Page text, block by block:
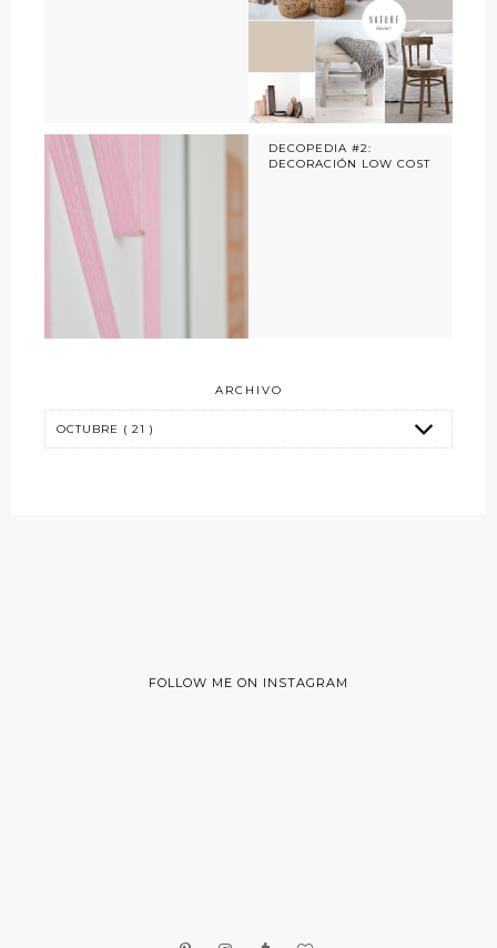
DECOPEDIA #2:
DECORACIÓN LOW COST
ARCHIVO
FOLLOW ME ON INSTAGRAM